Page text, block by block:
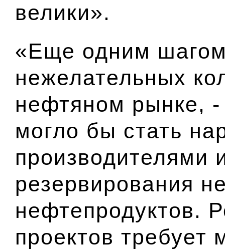
велики».
«Еще одним
нежелательных
нефтяном рынке,
могло бы стать
производителями
резервирования
нефтепродуктов.
проектов требует